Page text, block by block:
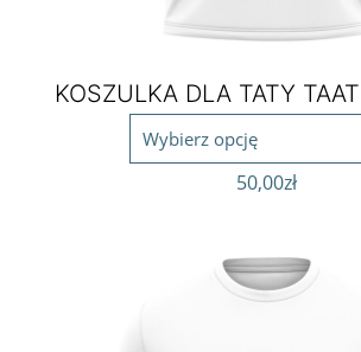
KOSZULKA DLA TATY
50,00zł